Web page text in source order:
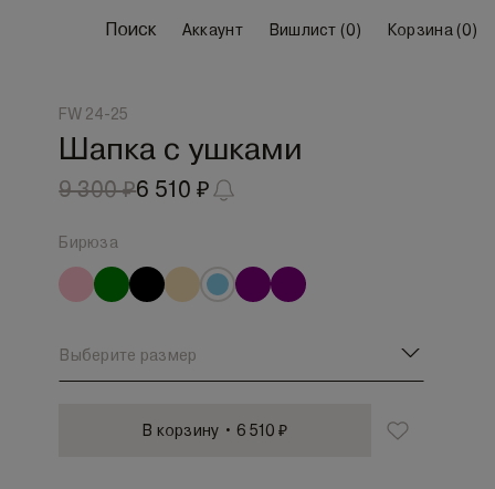
Поиск Аккаунт Вишлист (0) Корзина (0)
FW 24-25
Шапка с ушками
9 300 ₽6 510 ₽
Бирюза
Выберите размер
В корзину • 6 510 ₽